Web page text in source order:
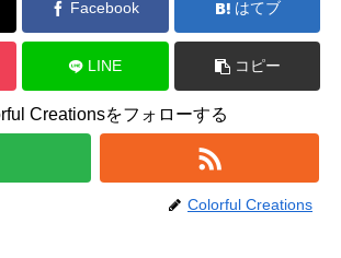
Facebook はてブ
LINE コピー
Creationsをフォローする
Colorful Creations